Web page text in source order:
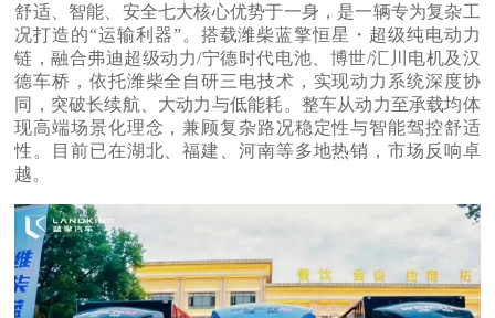
舒适、智能、安全七大核心优势于一身，是一辆专为复杂工
况打造的“运输利器”。搭载潍柴蓝擎恒星・超级纯电动力
链，融合弗迪超级动力/宁德时代电池、博世/汇川电机及汉
德车桥，依托潍柴全自研三电技术，实现动力系统深度协
同，突破长续航、大动力与低能耗。整车从动力至承载均体
现高端场景化理念，兼顾复杂路况稳定性与智能驾控舒适
性。目前已在湖北、福建、河南等多地热销，市场反响卓
越。